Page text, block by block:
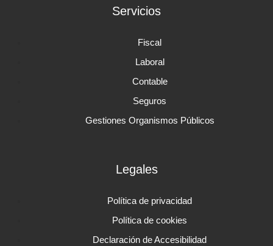
Servicios
Fiscal
Laboral
Contable
Seguros
Gestiones Organismos Públicos
Legales
Política de privacidad
Política de cookies
Declaración de Accesibilidad